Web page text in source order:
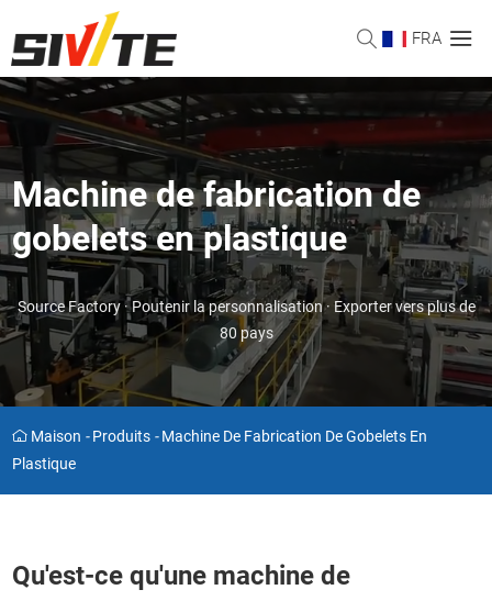
FRA
Machine de fabrication de
gobelets en plastique
Source Factory · Poutenir la personnalisation · Exporter vers plus de
80 pays
Maison - Produits - Machine De Fabrication De Gobelets En
Plastique
Qu'est-ce qu'une machine de